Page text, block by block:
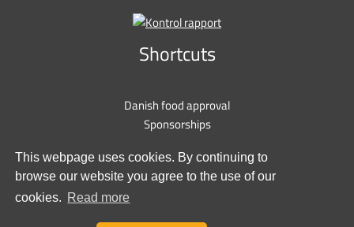
This webpage uses cookies. By continuing to
browse our website you agree to the use of our
cookies. Read more
Shortcuts
Danish food approval
Sponsorships
Cookie policy